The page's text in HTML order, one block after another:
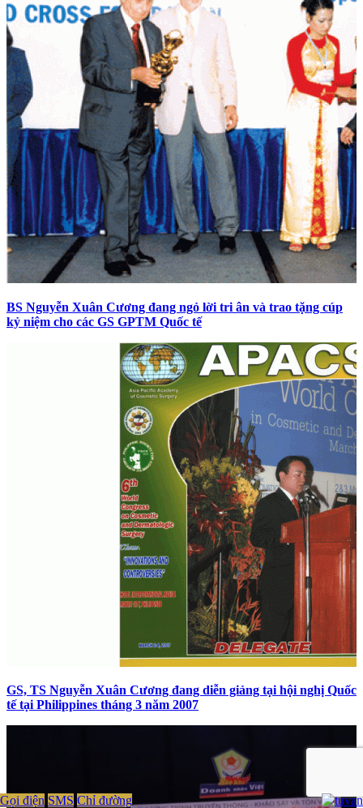
BS Nguyễn Xuân Cương đang ngỏ lời tri ân và trao tặng cúp
kỷ niệm cho các GS GPTM Quốc tế
GS, TS Nguyễn Xuân Cương đang diễn giảng tại hội nghị Quốc
tế tại Philippines tháng 3 năm 2007
Gọi điện SMS Chỉ đường